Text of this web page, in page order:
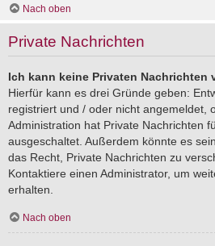
Nach oben
Private Nachrichten
Ich kann keine Privaten Nachrichten
Hierfür kann es drei Gründe geben:
registriert und / oder nicht angemeldet,
Administration hat Private Nachrichten
ausgeschaltet. Außerdem könnte es
das Recht, Private Nachrichten zu
Kontaktiere einen Administrator, um
erhalten.
Nach oben